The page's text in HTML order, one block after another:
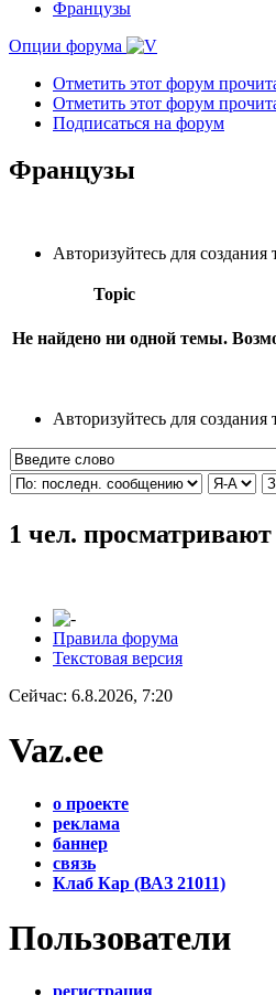
Французы
Опции форума
Отметить этот форум
Отметить этот форум
Подписаться на форум
Французы
Авторизуйтесь для создания
Topic
Не найдено ни одной темы.
Авторизуйтесь для создания
1 чел.
Правила форума
Текстовая версия
Сейчас: 6.8.2026, 7:20
Vaz.ee
о проекте
реклама
баннер
связь
Клаб Кар (ВАЗ 21011)
Пользователи
регистрация